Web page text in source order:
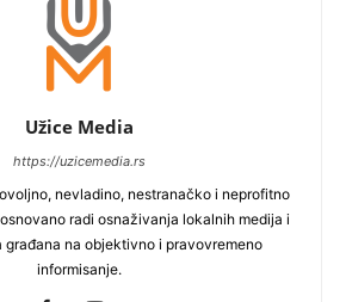
Užice Media
https://uzicemedia.rs
nevladino, nestranačko i neprofitno
radi osnaživanja lokalnih medija i
građana na objektivno i pravovremeno
informisanje.